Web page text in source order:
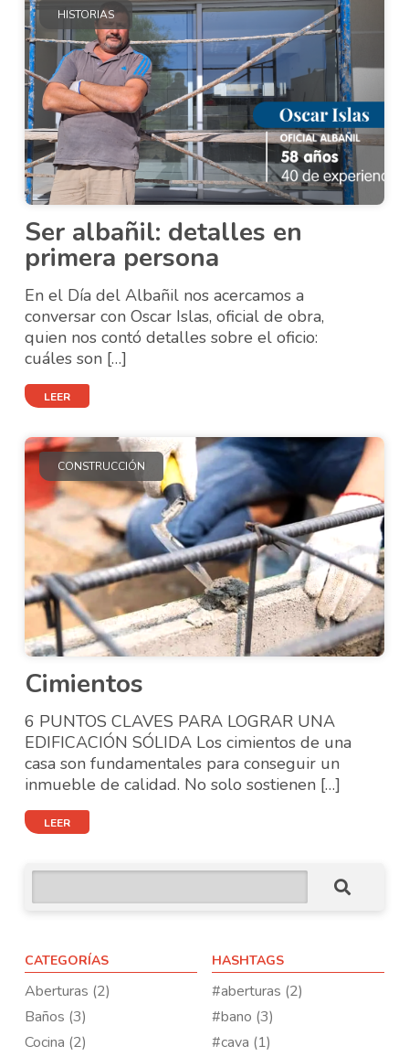
HISTORIAS
Ser albañil: detalles en
primera persona
En el Día del Albañil nos acercamos a
conversar con Oscar Islas, oficial de obra,
quien nos contó detalles sobre el oficio:
cuáles son […]
LEER
CONSTRUCCIÓN
Cimientos
6 PUNTOS CLAVES PARA LOGRAR UNA
EDIFICACIÓN SÓLIDA Los cimientos de una
casa son fundamentales para conseguir un
inmueble de calidad. No solo sostienen […]
LEER
CATEGORÍAS
Aberturas (2)
Baños (3)
Cocina (2)
HASHTAGS
#aberturas (2)
#bano (3)
#cava (1)